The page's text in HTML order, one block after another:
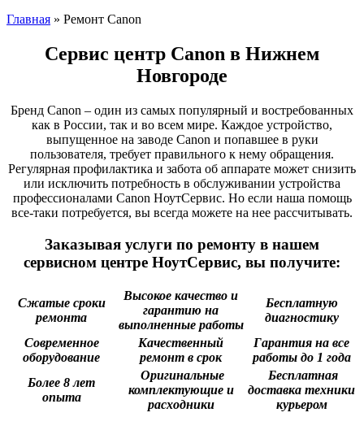
Главная » Ремонт Canon
Сервис центр Canon в Нижнем
Новгороде
Бренд Canon – один из самых популярный и востребованных
как в России, так и во всем мире. Каждое устройство,
выпущенное на заводе Canon и попавшее в руки
пользователя, требует правильного к нему обращения.
Регулярная профилактика и забота об аппарате может снизить
или исключить потребность в обслуживании устройства
профессионалами Canon НоутСервис. Но если наша помощь
все-таки потребуется, вы всегда можете на нее рассчитывать.
Заказывая услуги по ремонту в нашем
сервисном центре НоутСервис, вы получите:
Сжатые сроки
ремонта
Высокое качество и
гарантию на
выполненные работы
Бесплатную
диагностику
Современное
оборудование
Качественный
ремонт в срок
Гарантия на все
работы до 1 года
Более 8 лет
опыта
Оригинальные
комплектующие и
расходники
Бесплатная
доставка техники
курьером